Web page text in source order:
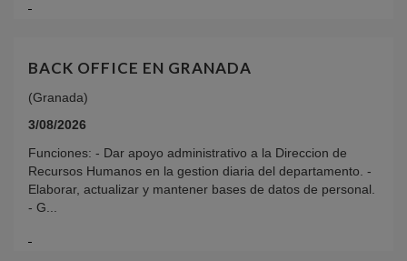
BACK OFFICE EN GRANADA
(Granada)
3/08/2026
Funciones: - Dar apoyo administrativo a la Direccion de
Recursos Humanos en la gestion diaria del departamento. -
Elaborar, actualizar y mantener bases de datos de personal.
- G...